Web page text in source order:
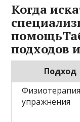
Когда
подходов
Подход
упражнения